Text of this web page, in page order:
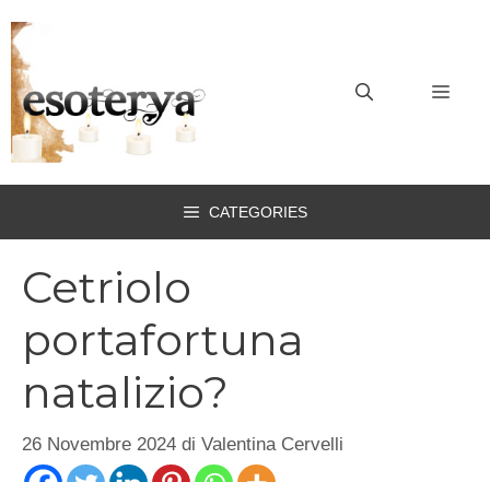
al
contenuto
CATEGORIES
Cetriolo
portafortuna
natalizio?
26 Novembre 2024 di Valentina Cervelli